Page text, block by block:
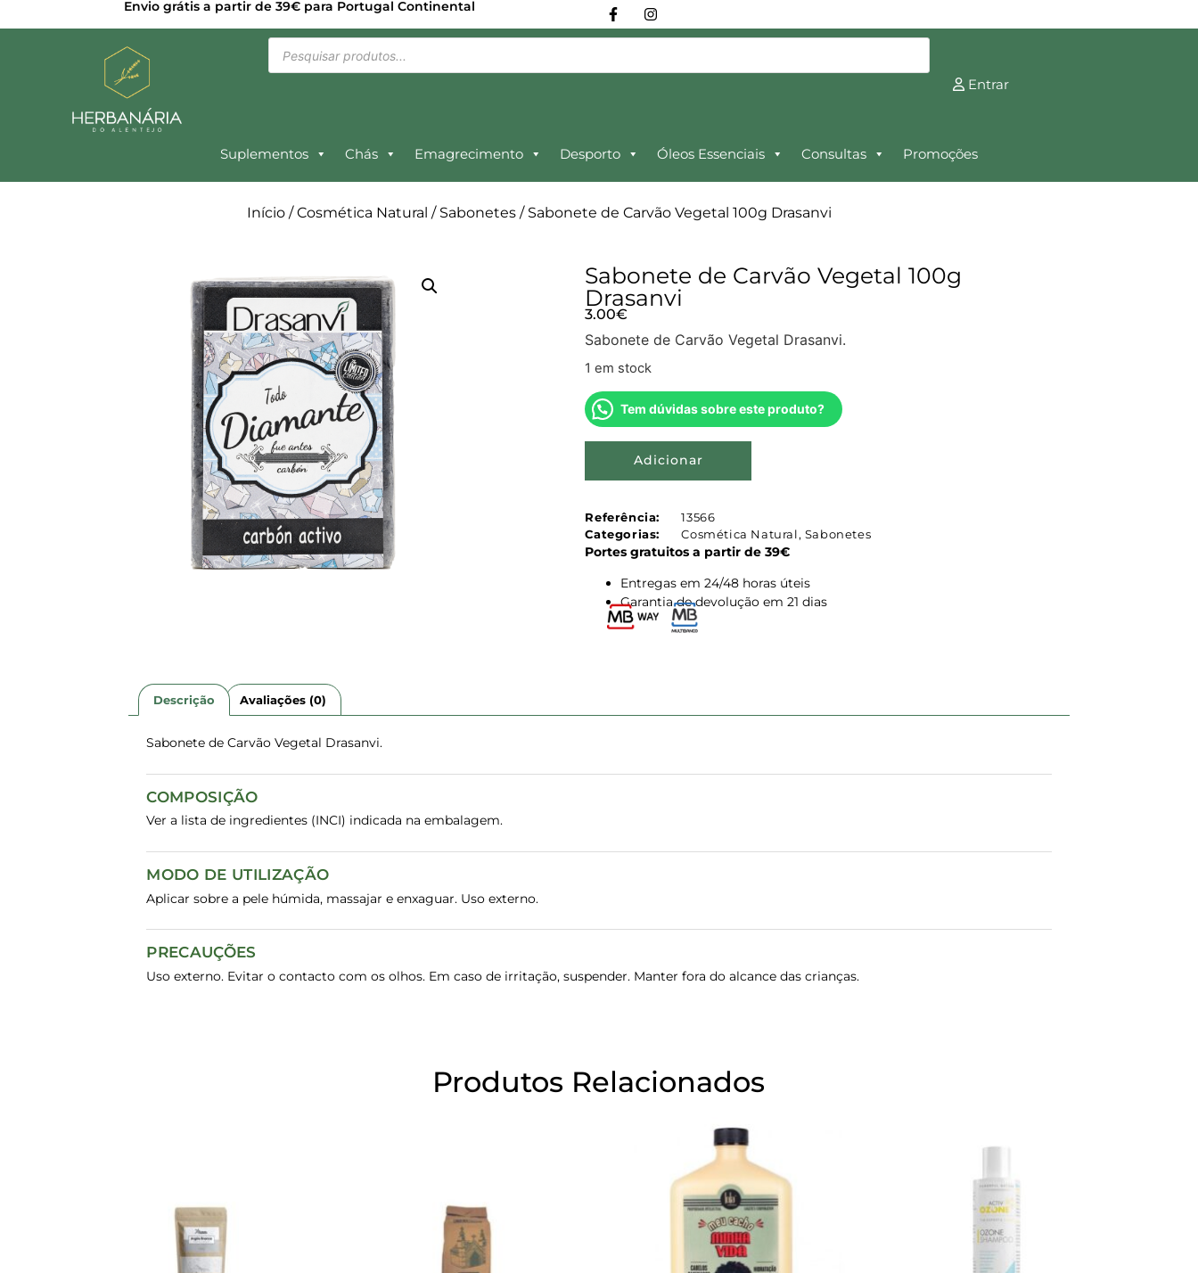
Envio grátis a partir de 39€ para Portugal Continental
Entrar
Suplementos Chás Emagrecimento Desporto Óleos Essenciais Consultas Promoções
Início/Cosmética Natural / Sabonetes/ Sabonete de Carvão Vegetal 100g Drasanvi
Sabonete de Carvão Vegetal 100g
Drasanvi
3.00€
Sabonete de Carvão Vegetal Drasanvi.
1 em stock
Tem dúvidas sobre este produto?
Adicionar
Referência:
13566
Categorias:
Cosmética Natural, Sabonetes
Portes gratuitos a partir de 39€
Entregas em 24/48 horas úteis
Garantia de devolução em 21 dias
Descrição Avaliações (0)
Sabonete de Carvão Vegetal Drasanvi.
COMPOSIÇÃO
Ver a lista de ingredientes (INCI) indicada na embalagem.
MODO DE UTILIZAÇÃO
Aplicar sobre a pele húmida, massajar e enxaguar. Uso externo.
PRECAUÇÕES
Uso externo. Evitar o contacto com os olhos. Em caso de irritação, suspender. Manter fora do alcance das crianças.
Produtos Relacionados